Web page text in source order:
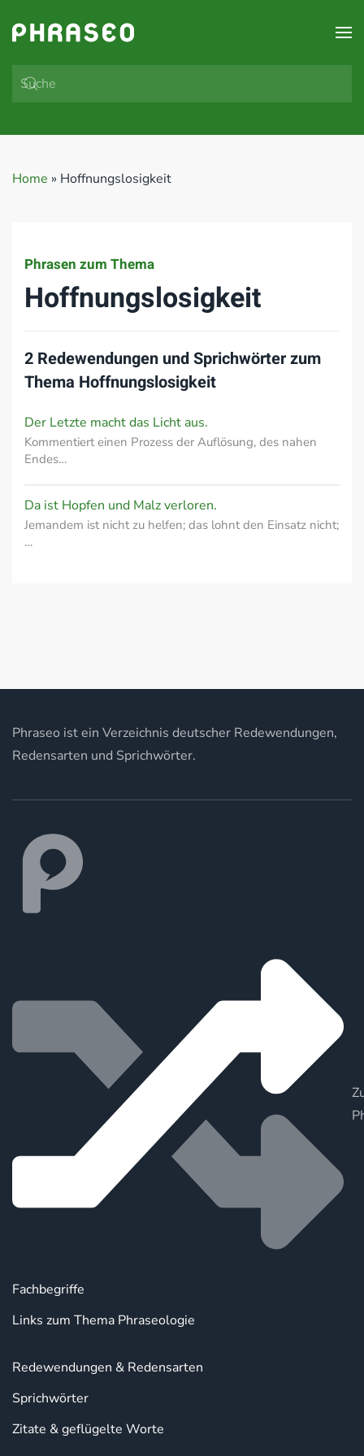
Zum Hauptinhalt springen
Home » Hoffnungslosigkeit
Phrasen zum Thema
Hoffnungslosigkeit
2 Redewendungen und Sprichwörter zum
Thema Hoffnungslosigkeit
Der Letzte macht das Licht aus.
Kommentiert einen Prozess der Auflösung, des nahen
Endes…
Da ist Hopfen und Malz verloren.
Jemandem ist nicht zu helfen; das lohnt den Einsatz nicht;
…
Phraseo ist ein Verzeichnis deutscher Redewendungen,
Redensarten und Sprichwörter.
Fachbegriffe
Links zum Thema Phraseologie
Redewendungen & Redensarten
Sprichwörter
Zitate & geflügelte Worte